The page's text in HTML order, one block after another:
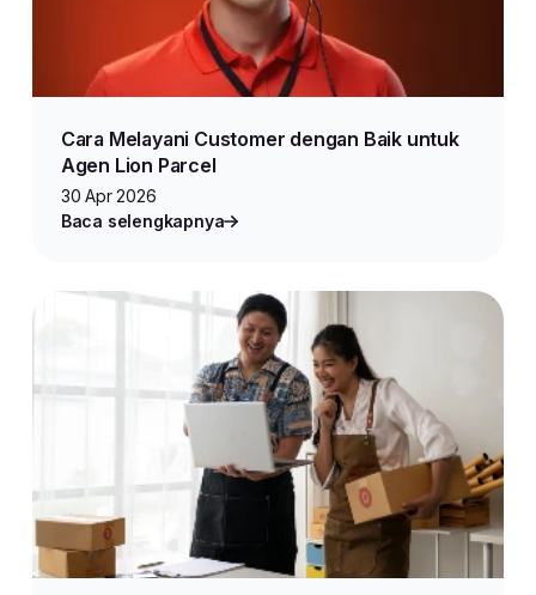
Cara Melayani Customer dengan Baik untuk
Agen Lion Parcel
30 Apr 2026
Baca selengkapnya